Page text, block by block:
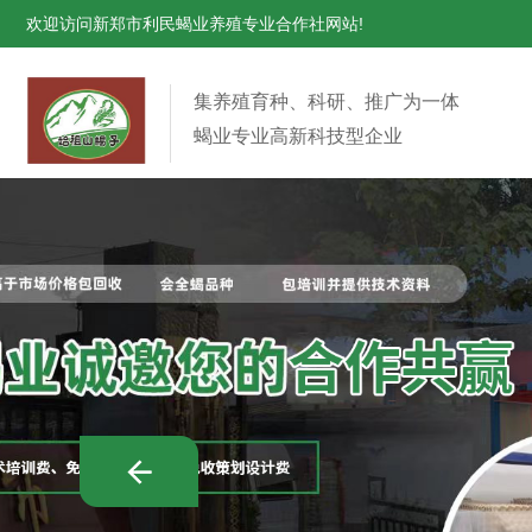
欢迎访问新郑市利民蝎业养殖专业合作社网站!
集养殖育种、科研、推广为一体
蝎业专业高新科技型企业